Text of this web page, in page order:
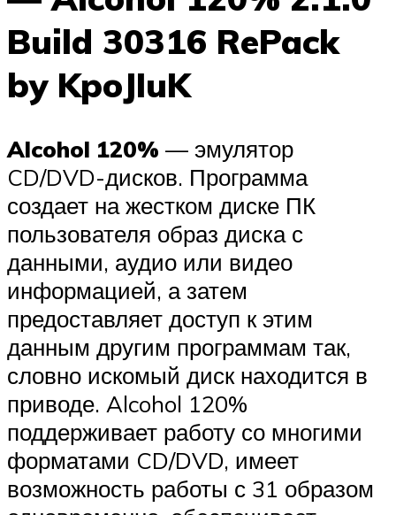
Build 30316 RePack
by KpoJIuK
Alcohol 120% — эмулятор
CD/DVD-дисков. Программа
создает на жестком диске ПК
пользователя образ диска с
данными, аудио или видео
информацией, а затем
предоставляет доступ к этим
данным другим программам так,
словно искомый диск находится в
приводе. Alcohol 120%
поддерживает работу со многими
форматами CD/DVD, имеет
возможность работы с 31 образом